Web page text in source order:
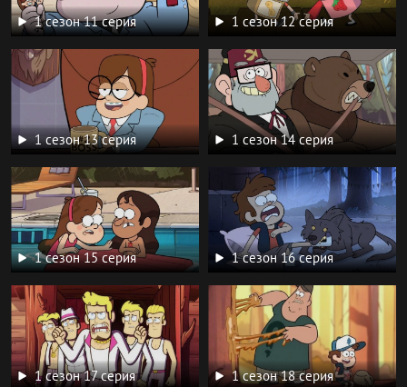
1 сезон 11 серия 1 сезон 12 серия
1 сезон 13 серия 1 сезон 14 серия
1 сезон 15 серия 1 сезон 16 серия
1 сезон 17 серия 1 сезон 18 серия